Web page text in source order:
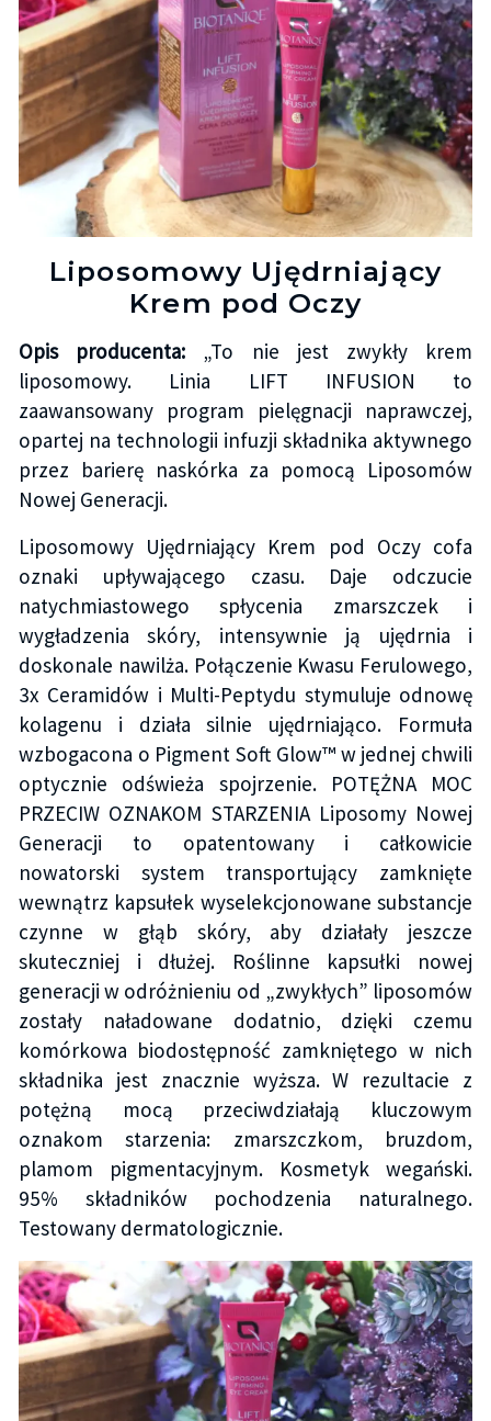
Liposomowy Ujędrniający
Krem pod Oczy
Opis producenta: „To nie jest zwykły krem
liposomowy. Linia LIFT INFUSION to
zaawansowany program pielęgnacji naprawczej,
opartej na technologii infuzji składnika aktywnego
przez barierę naskórka za pomocą Liposomów
Nowej Generacji.
Liposomowy Ujędrniający Krem pod Oczy cofa
oznaki upływającego czasu. Daje odczucie
natychmiastowego spłycenia zmarszczek i
wygładzenia skóry, intensywnie ją ujędrnia i
doskonale nawilża. Połączenie Kwasu Ferulowego,
3x Ceramidów i Multi-Peptydu stymuluje odnowę
kolagenu i działa silnie ujędrniająco. Formuła
wzbogacona o Pigment Soft Glow™ w jednej chwili
optycznie odświeża spojrzenie. POTĘŻNA MOC
PRZECIW OZNAKOM STARZENIA Liposomy Nowej
Generacji to opatentowany i całkowicie
nowatorski system transportujący zamknięte
wewnątrz kapsułek wyselekcjonowane substancje
czynne w głąb skóry, aby działały jeszcze
skuteczniej i dłużej. Roślinne kapsułki nowej
generacji w odróżnieniu od „zwykłych” liposomów
zostały naładowane dodatnio, dzięki czemu
komórkowa biodostępność zamkniętego w nich
składnika jest znacznie wyższa. W rezultacie z
potężną mocą przeciwdziałają kluczowym
oznakom starzenia: zmarszczkom, bruzdom,
plamom pigmentacyjnym. Kosmetyk wegański.
95% składników pochodzenia naturalnego.
Testowany dermatologicznie.